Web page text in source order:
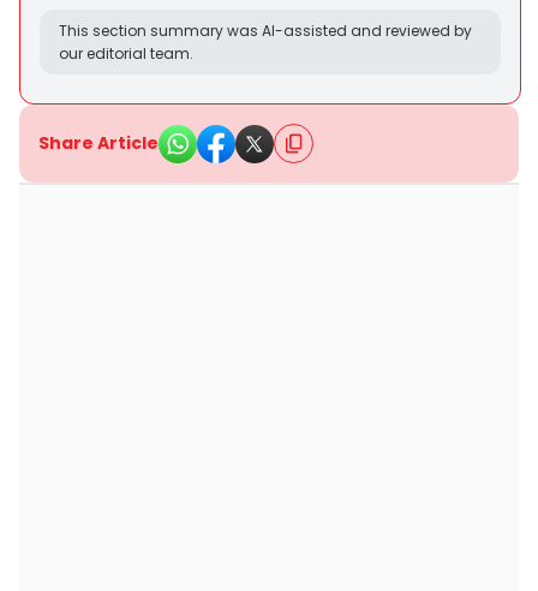
This section summary was AI-assisted and reviewed by
our editorial team.
Share Article